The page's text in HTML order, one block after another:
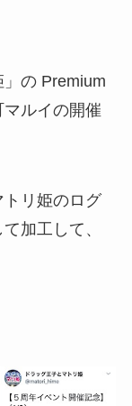
」の Premium
ルイの開催
トリ姫のログ
加工して、